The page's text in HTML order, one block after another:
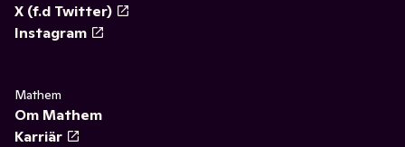
X (f.d Twitter)
Instagram
Mathem
Om Mathem
Karriär